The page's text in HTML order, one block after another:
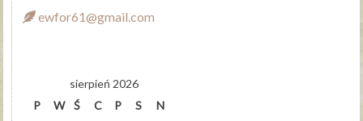
ewfor61@gmail.com
sierpień 2026
P
W Ś C P S
N